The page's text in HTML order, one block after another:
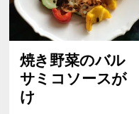
焼き野菜のバル
サミコソースが
け